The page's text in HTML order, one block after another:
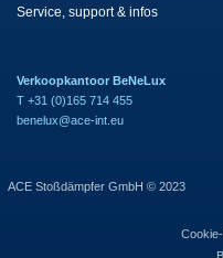
Service, support & infos
Verkoopkantoor BeNeLux
T +31 (0)165 714 455
benelux@ace-int.eu
ACE Stoßdämpfer GmbH © 2023